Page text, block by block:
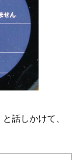
話しかけて、